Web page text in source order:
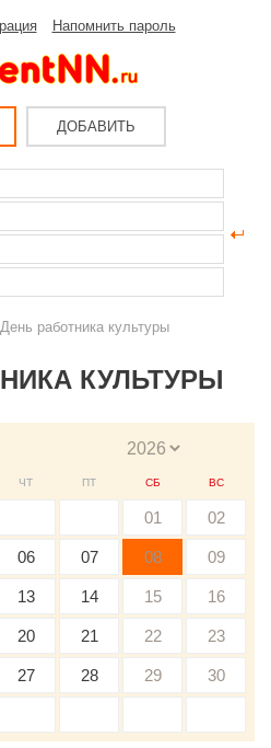
Напомнить пароль
ДОБАВИТЬ
работника культуры
КУЛЬТУРЫ
ЧТ ПТ СБ ВС
01 02
06 07 08 09
13 14 15 16
20 21 22 23
27 28 29 30